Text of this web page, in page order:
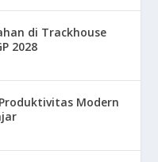
di Trackhouse
2028
Modern